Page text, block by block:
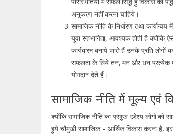
परिस्थितियों में सफल सिद्ध हु विकास की
अनुकरण नहीं करना चाहिये।
सामाजिक नीति के निर्धारण तथा
युवा सहभागिता, आवश्यक होती है क्योंकि
कार्यक्रम बनाये जाते हैं उनके प्रति लोगों
सफलता के लिये तन, मन और धन प्रत्येक
योगदान देते हैं।
सामाजिक नीति में मूल्य एवं
क्योंकि सामाजिक नीति का प्रमुख उद्देश्य लोगों को
हुये चौमुखी सामाजिक – आर्थिक विकास करना है,